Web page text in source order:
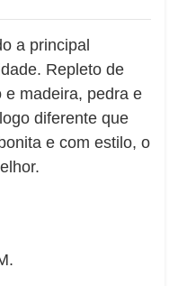
a principal
Repleto de
e madeira, pedra e
diferente que
e com estilo, o